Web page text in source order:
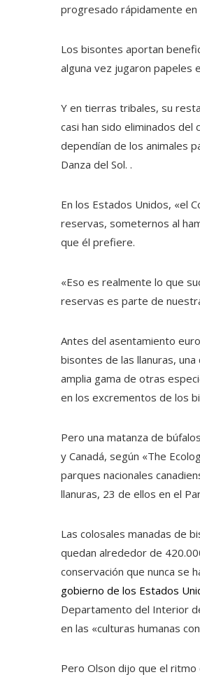
progresado rápidamente en
Los bisontes aportan
alguna vez jugaron papeles
Y en tierras tribales, su
casi han sido eliminados
dependían de los animales
Danza del Sol. .
En los Estados Unidos, «el
reservas, someternos al
que él prefiere.
«Eso es realmente lo que
reservas es parte de
Antes del asentamiento
bisontes de las llanuras,
amplia gama de otras
en los excrementos de los
Pero una matanza de
y Canadá, según «The
parques nacionales
llanuras, 23 de ellos en el
Las colosales manadas de
quedan alrededor de
conservación que nunca se
gobierno de los Estados
Departamento del Interior
en las «culturas humanas
Pero Olson dijo que el